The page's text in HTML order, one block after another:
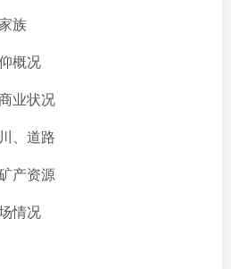
族
概况
业状况
、道路
产资源
情况